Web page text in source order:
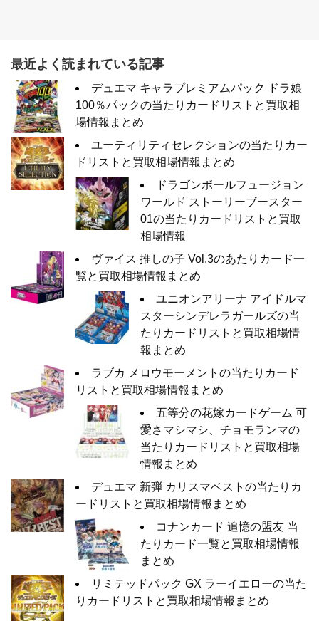
最近よく読まれている記事
デュエマ キャラプレミアムパック ドラ娘
100％パックの当たりカードリストと買取相
場情報まとめ
ユーティリティセレクションの当たりカー
ドリストと買取相場情報まとめ
ドラゴンボールフュージョン
ワールド ストーリーブースター
01の当たりカードリストと買取
相場情報
ヴァイス 推しの子 Vol.3のあたりカード一
覧と買取相場情報まとめ
ユニオンアリーナ アイドルマ
スターシンデレラガールズの当
たりカードリストと買取相場情
報まとめ
ラブカ メロウモーメントの当たりカード
リストと買取相場情報まとめ
五等分の花嫁カードゲーム 可
愛さマシマシ、チョモランマの
当たりカードリストと買取相場
情報まとめ
デュエマ 新弾 カリスマベストの当たりカ
ードリストと買取相場情報まとめ
コナンカード 追憶の盟友 当
たりカード一覧と買取相場情報
まとめ
リミテッドパック GX ラーイエローの当た
りカードリストと買取相場情報まとめ